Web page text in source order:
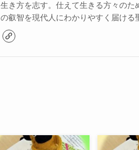
生き方を志す。仕えて生きる方々のた
の叡智を現代人にわかりやすく届ける